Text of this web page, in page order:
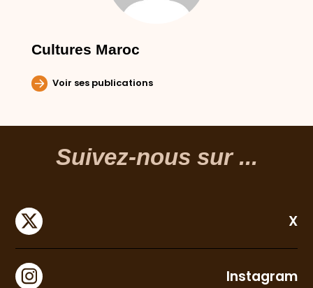
Cultures Maroc
Voir ses publications
Suivez-nous sur ...
X
Instagram